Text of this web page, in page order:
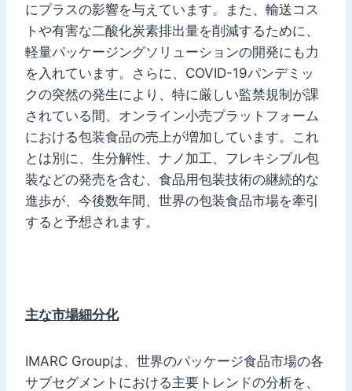
にプラスの影響を与えています。また、輸送コス
トや有害な二酸化炭素排出量を削減するために、
軽量パッケージングソリューションの開発にも力
を入れています。さらに、COVID-19パンデミッ
クの突然の発生により、特に厳しい監禁規制が課
されている間、オンライン小売プラットフォーム
における包装食品の売上が増加しています。これ
とは別に、生分解性、ナノ加工、フレキシブル包
装などの発売を含む、食品用包装技術の継続的な
進歩が、今後数年間、世界の包装食品市場を牽引
すると予想されます。
主な市場細分化
IMARC Groupは、世界のパッケージ食品市場の各
サブセグメントにおける主要トレンドの分析を、